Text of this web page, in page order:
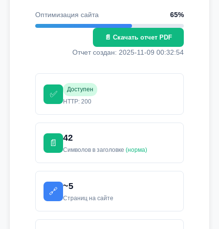
Оптимизация сайта 65%
📄 Скачать отчет PDF
Отчет создан: 2025-11-09 00:32:54
✅
Доступен
HTTP: 200
📄
42
Символов в заголовке (норма)
🔗
~5
Страниц на сайте